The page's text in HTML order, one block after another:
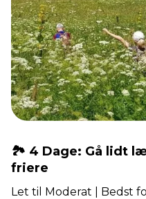
🏞️ 4 Dage: Gå lidt
friere
Let til Moderat | Bedst